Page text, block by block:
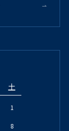
土
1
8